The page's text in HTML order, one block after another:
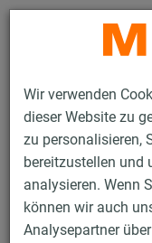
Wir verwenden
dieser Website zu
zu personalisieren,
bereitzustellen und
analysieren. Wenn
können wir auch
Analysepartner
Produkte
Installationsschienen
MPR-Systemschienen